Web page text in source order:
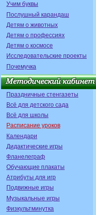
Учим буквы
Послушный карандаш
Детям о животных
Детям о профессиях
Детям о космосе
Исследовательские проекты
Почемучка
Праздничные стенгазеты
Всё для детского сада
Всё для школы
Расписание уроков
Календари
Дидактические игры
Фланелеграф
Обучающие плакаты
Атрибуты для игр
Подвижные игры
Музыкальные игры
Физкультминутка